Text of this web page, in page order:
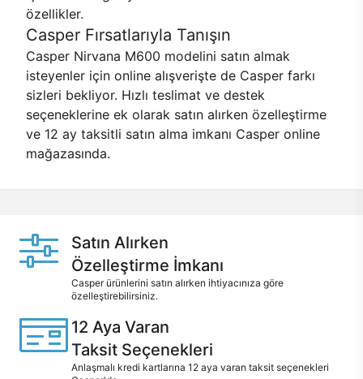
özellikler.
Casper Fırsatlarıyla Tanışın
Casper Nirvana M600 modelini satın almak
isteyenler için online alışverişte de Casper farkı
sizleri bekliyor. Hızlı teslimat ve destek
seçeneklerine ek olarak satın alırken özelleştirme
ve 12 ay taksitli satın alma imkanı Casper online
mağazasında.
Satın Alırken
Özelleştirme İmkanı
Casper ürünlerini satın alırken ihtiyacınıza göre
özelleştirebilirsiniz.
12 Aya Varan
Taksit Seçenekleri
Anlaşmalı kredi kartlarına 12 aya varan taksit seçenekleri